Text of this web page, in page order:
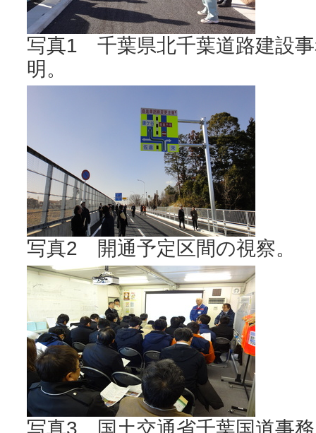
写真1 千葉県北千葉道路建設
明。
写真2 開通予定区間の視察。
写真3 国土交通省千葉国道事